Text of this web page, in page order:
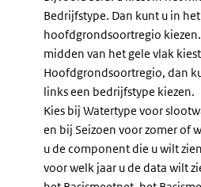
Bedrijfstype. Dan kunt u in
hoofdgrondsoortregio
midden van het gele vlak
Hoofdgrondsoortregio, dan
links een bedrijfstype kiezen.
Kies bij Watertype voor
en bij Seizoen voor zomer of
u de component die u wilt
voor welk jaar u de data wilt